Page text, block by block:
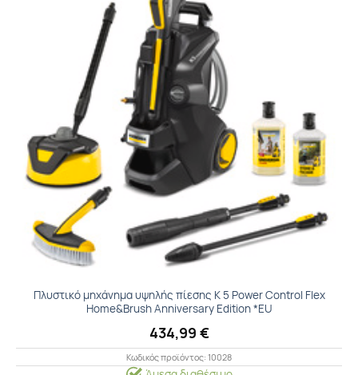
Πλυστικό μηχάνημα υψηλής πίεσης K 5 Power Control Flex
Home&Brush Anniversary Edition *EU
434,99 €
Κωδικός προϊόντος: 10028